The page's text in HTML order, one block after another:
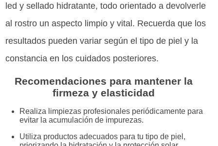
led y sellado hidratante, todo orientado a devolverle
al rostro un aspecto limpio y vital. Recuerda que los
resultados pueden variar según el tipo de piel y la
constancia en los cuidados posteriores.
Recomendaciones para mantener la
firmeza y elasticidad
Realiza limpiezas profesionales periódicamente para
evitar la acumulación de impurezas.
Utiliza productos adecuados para tu tipo de piel,